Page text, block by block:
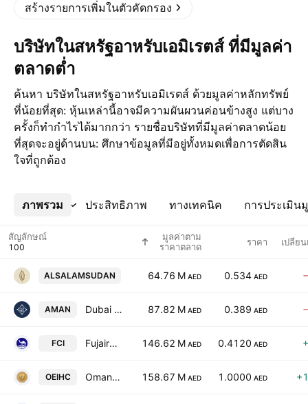
สร้างรายการเพิ่มในตัวคัดกรอง
บริษัทในสหรัฐอาหรับเอมิเรตส์ ที่มีมูลค่า
ตลาดต่ำ
ค้นหา บริษัทในสหรัฐอาหรับเอมิเรตส์ ด้วยมูลค่าหลักทรัพย์
ที่น้อยที่สุด: หุ้นเหล่านี้อาจมีความผันผวนค่อนข้างสูง แต่บาง
ครั้งก็ทำกำไรได้มากกว่า รายชื่อบริษัทที่มีมูลค่าตลาดน้อย
ที่สุดจะอยู่ด้านบน: ศึกษาข้อมูลที่มีอยู่ทั้งหมดเพื่อการตัดสิน
ใจที่ถูกต้อง
ภาพรวม ประสิทธิภาพ ทางเทคนิค การประเมิน
เพิ่มเติม
สัญลักษณ์
มูลค่าตาม
ราคาตลาด
ราคา เปลี่ย
ALSALAMSUDAN Al Salam Bank Sudan
64.76 M AED 0.534 AED
AMAN Dubai Islamic Insurance & Reinsurance Co. 87.82 M AED 0.389 AED
FCI Fujairah Cement Industries 146.62 M AED 0.4120 AED
OEIHC Oman & Emirates Investment Holding Co 158.67 M AED 1.0000 AED